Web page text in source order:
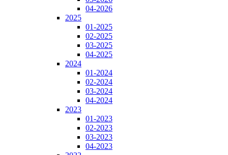
04-2026
2025
01-2025
02-2025
03-2025
04-2025
2024
01-2024
02-2024
03-2024
04-2024
2023
01-2023
02-2023
03-2023
04-2023